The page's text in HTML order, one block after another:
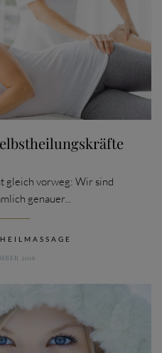
gleich vorweg: Wir sind
genauer...
2016